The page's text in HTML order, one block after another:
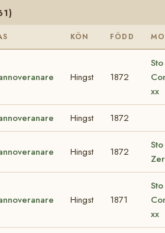
KÖN FÖDD
Hingst 1872
xx
Hingst 1872
Hingst 1872
Hingst 1871
xx